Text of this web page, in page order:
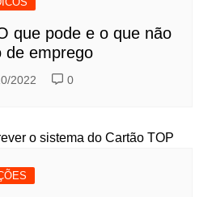
que pode e o que não
de emprego
2022 0